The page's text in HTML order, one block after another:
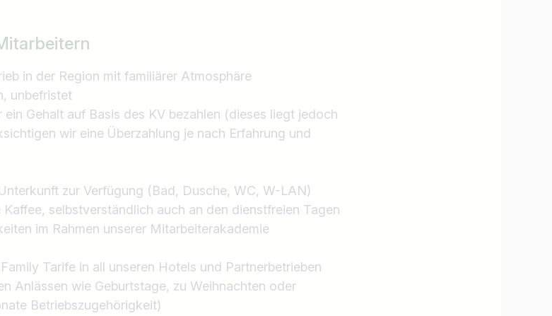
in der Region mit familiärer Atmosphäre
unbefristet
Gehalt auf Basis des KV bezahlen (dieses liegt jedoch
wir eine Überzahlung je nach Erfahrung und
zur Verfügung (Bad, Dusche, WC, W-LAN)
selbstverständlich auch an den dienstfreien Tagen
im Rahmen unserer Mitarbeiterakademie
Tarife in all unseren Hotels und Partnerbetrieben
Anlässen wie Geburtstage, zu Weihnachten oder
Betriebszugehörigkeit)